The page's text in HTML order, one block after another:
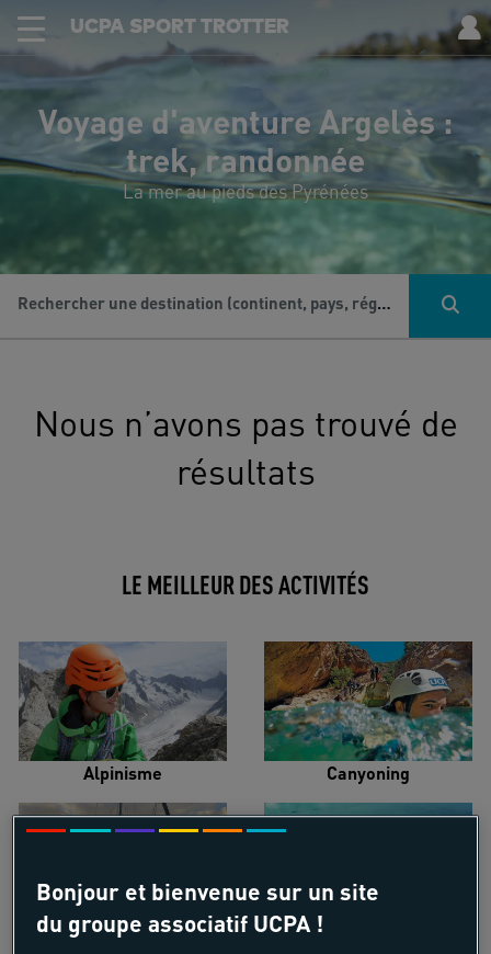
UCPA SPORT TROTTER
Voyage d'aventure Argelès :
trek, randonnée
La mer au pieds des Pyrénées
Rechercher une destination (continent, pays, région...), une activité...
Nous n’avons pas trouvé de
résultats
LE MEILLEUR DES ACTIVITÉS
Alpinisme Canyoning
Croisière voilier Kayak de mer
Bonjour et bienvenue sur un site
du groupe associatif UCPA !